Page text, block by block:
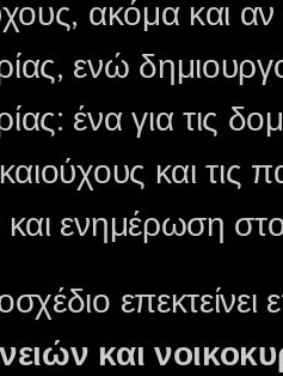
ακόμα και
ενώ
ένα για τις
και τις
ενημέρωση
και